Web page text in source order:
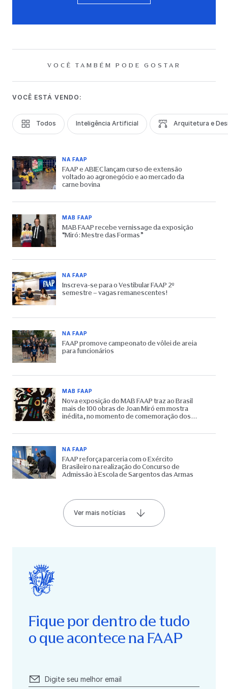
VOCÊ TAMBÉM PODE GOSTAR
VOCÊ ESTÁ VENDO:
Todos Inteligência Artificial Arquitetura e
NA FAAP
FAAP e ABIEC lançam curso de extensão
voltado ao agronegócio e ao mercado da
carne bovina
MAB FAAP
MAB FAAP recebe vernissage da exposição
“Miró: Mestre das Formas”
NA FAAP
Inscreva-se para o Vestibular FAAP 2º
semestre – vagas remanescentes!
NA FAAP
FAAP promove campeonato de vôlei de areia
para funcionários
MAB FAAP
Nova exposição do MAB FAAP traz ao Brasil
mais de 100 obras de Joan Miró em mostra
inédita, no momento de comemoração dos
NA FAAP
FAAP reforça parceria com o Exército
Brasileiro na realização do Concurso de
Admissão à Escola de Sargentos das Armas
Ver mais notícias
Fique por dentro de tudo
o que acontece na FAAP